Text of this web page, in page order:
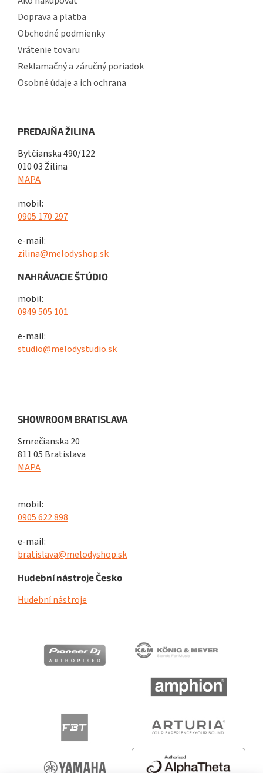
Doprava a platba
Obchodné podmienky
Vrátenie tovaru
Reklamačný a záručný poriadok
Osobné údaje a ich ochrana
PREDAJŇA ŽILINA
Bytčianska 490/122
010 03 Žilina
MAPA
mobil:
0905 170 297
e-mail:
zilina@melodyshop.sk
NAHRÁVACIE ŠTÚDIO
mobil:
0949 505 101
e-mail:
studio@melodystudio.sk
SHOWROOM BRATISLAVA
Smrečianska 20
811 05 Bratislava
MAPA
mobil:
0905 622 898
e-mail:
bratislava@melodyshop.sk
Hudební nástroje Česko
Hudební nástroje